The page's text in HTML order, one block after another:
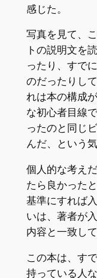
感じた。
写真を見て、
トの説明文を
ったり、すで
のだったりし
れは本の構成
な初心者目線
ったのと同じ
んだ、という
個人的な考え
たら良かった
基準にすれば
いは、著者が
内容と一致し
この本は、す
持っている人